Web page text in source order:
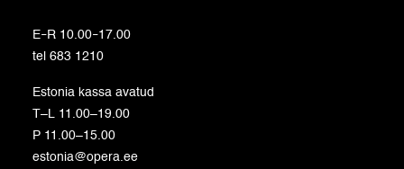
E–R 10.00–17.00
tel 683 1210
Estonia kassa avatud
T–L 11.00–19.00
P 11.00–15.00
estonia@opera.ee